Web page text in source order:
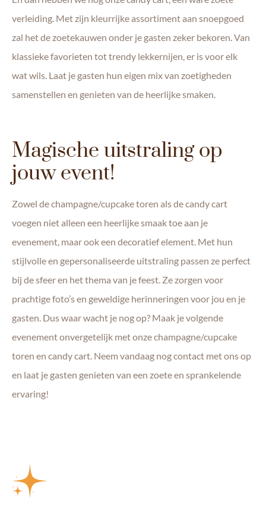
verleiding. Met zijn kleurrijke assortiment aan snoepgoed
zal het de zoetekauwen onder je gasten zeker bekoren. Van
klassieke favorieten tot trendy lekkernijen, er is voor elk
wat wils. Laat je gasten hun eigen mix van zoetigheden
samenstellen en genieten van de heerlijke smaken.
Magische uitstraling op
jouw event!
Zowel de champagne/cupcake toren als de candy cart
voegen niet alleen een heerlijke smaak toe aan je
evenement, maar ook een decoratief element. Met hun
stijlvolle en gepersonaliseerde uitstraling passen ze perfect
bij de sfeer en het thema van je feest. Ze zorgen voor
prachtige foto’s en geweldige herinneringen voor jou en je
gasten. Dus waar wacht je nog op? Maak je volgende
evenement onvergetelijk met onze champagne/cupcake
toren en candy cart. Neem vandaag nog contact met ons op
en laat je gasten genieten van een zoete en sprankelende
ervaring!